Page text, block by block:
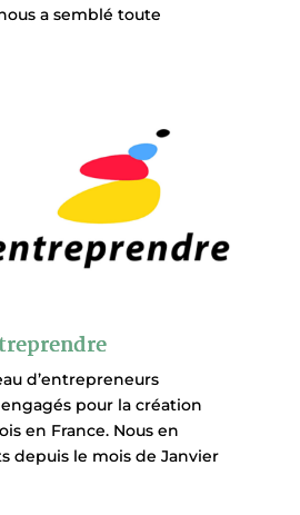
a semblé toute
d’entrepreneurs
pour la création
en France. Nous en
depuis le mois de Janvier